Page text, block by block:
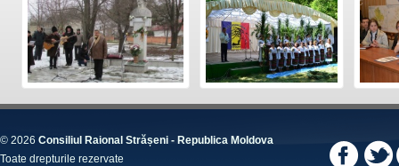
© 2026 Consiliul Raional Strășeni - Republica Moldova
Toate drepturile rezervate